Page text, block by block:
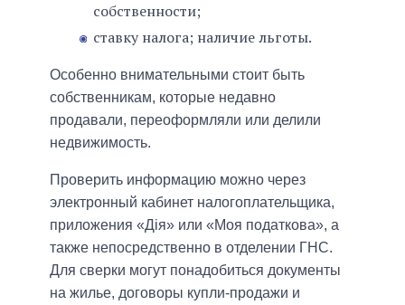
собственности;
ставку налога; наличие льготы.
Особенно внимательными стоит быть
собственникам, которые недавно
продавали, переоформляли или делили
недвижимость.
Проверить информацию можно через
электронный кабинет налогоплательщика,
приложения «Дія» или «Моя податкова», а
также непосредственно в отделении ГНС.
Для сверки могут понадобиться документы
на жилье, договоры купли-продажи и